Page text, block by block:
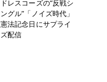
ドレスコーズの“反戦シ
ングル”「ノイズ時代」
憲法記念日にサプライ
ズ配信